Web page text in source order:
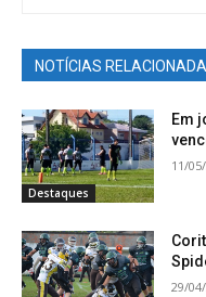
NOTÍCIAS
Destaques
Em
11/
29/